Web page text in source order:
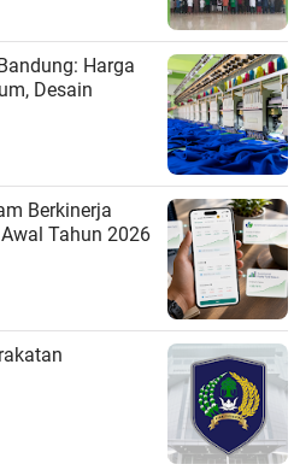
Harga
Desain
Berkinerja
Tahun 2026